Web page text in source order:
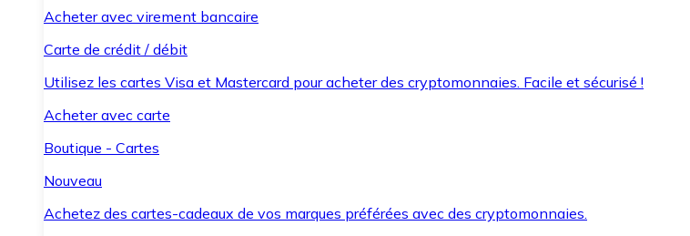
Acheter avec virement bancaire
Carte de crédit / débit
Utilisez les cartes Visa et Mastercard pour acheter des cryptomonnaies. Facile et sécurisé !
Acheter avec carte
Boutique - Cartes
Nouveau
Achetez des cartes-cadeaux de vos marques préférées avec des cryptomonnaies.